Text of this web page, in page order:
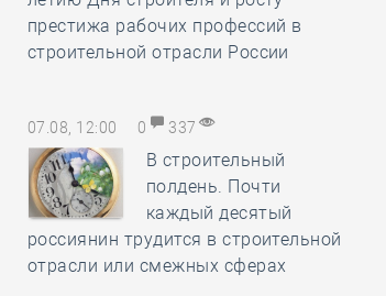
престижа рабочих профессий в
строительной отрасли России
07.08, 12:00 0 337
В строительный
полдень. Почти
каждый десятый
россиянин трудится в строительной
отрасли или смежных сферах